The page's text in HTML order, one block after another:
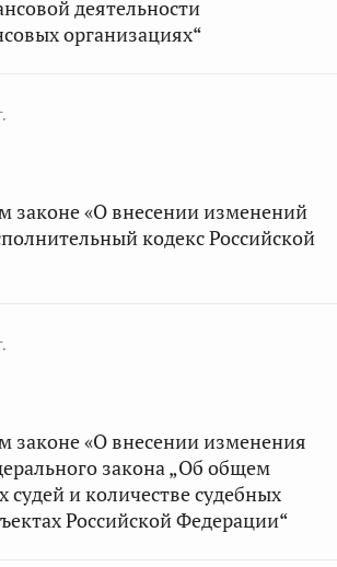
деятельности
организациях“
законе «О внесении изменений
кодекс Российской
законе «О внесении изменения
закона „Об общем
судей и количестве судебных
Российской Федерации“